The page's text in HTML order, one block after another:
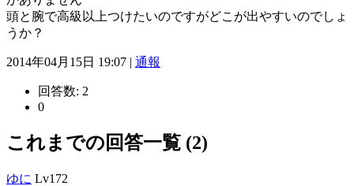
頭と腕で高級以上つけたいのですがどこが出やすいのでしょ
うか？
2014年04月15日 19:07 | 通報
回答数: 2
0
これまでの回答一覧 (2)
ゆに Lv172